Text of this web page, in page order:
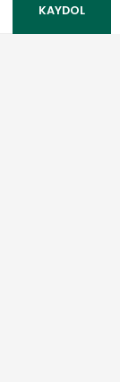
KAYDOL